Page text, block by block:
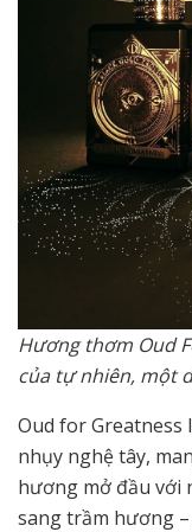
Hương thơm Oud
của tự nhiên, một
Oud for
nhụy nghệ tây,
hương mở đầu với
sang trầm hương